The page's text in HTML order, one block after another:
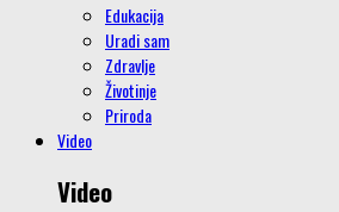
Edukacija
Uradi sam
Zdravlje
Životinje
Priroda
Video
Video